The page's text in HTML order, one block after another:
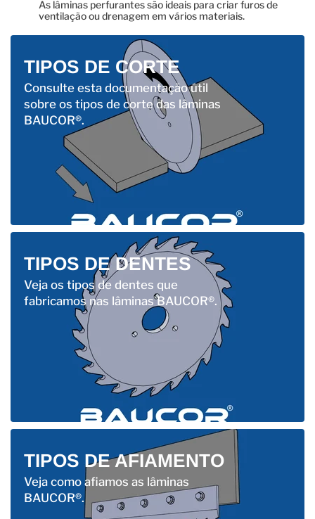
As lâminas perfurantes são ideais para criar furos de
ventilação ou drenagem em vários materiais.
TIPOS DE CORTE
Consulte esta documentação útil
sobre os tipos de corte das lâminas
BAUCOR®.
TIPOS DE DENTES
Veja os tipos de dentes que
fabricamos nas lâminas BAUCOR®.
TIPOS DE AFIAMENTO
Veja como afiamos as lâminas
BAUCOR®.